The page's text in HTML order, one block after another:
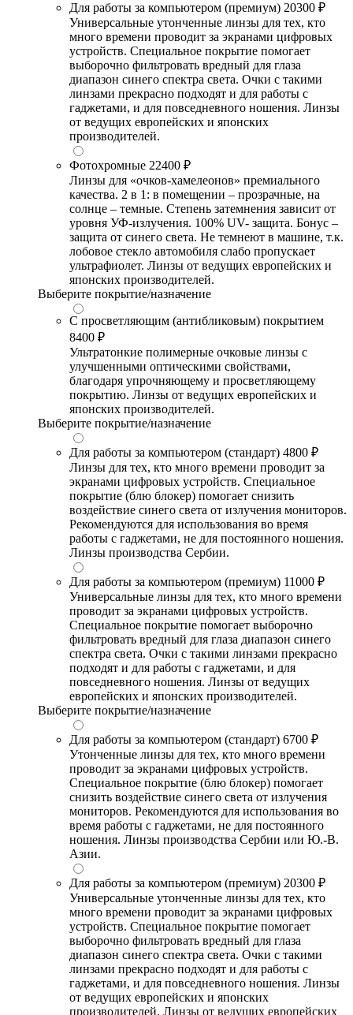
Для работы за компьютером (премиум) 20300 ₽
Универсальные утонченные линзы для тех, кто
много времени проводит за экранами цифровых
устройств. Специальное покрытие помогает
выборочно фильтровать вредный для глаза
диапазон синего спектра света. Очки с такими
линзами прекрасно подходят и для работы с
гаджетами, и для повседневного ношения. Линзы
от ведущих европейских и японских
производителей.
Фотохромные 22400 ₽
Линзы для «очков-хамелеонов» премиального
качества. 2 в 1: в помещении – прозрачные, на
солнце – темные. Степень затемнения зависит от
уровня УФ-излучения. 100% UV- защита. Бонус –
защита от синего света. Не темнеют в машине, т.к.
лобовое стекло автомобиля слабо пропускает
ультрафиолет. Линзы от ведущих европейских и
японских производителей.
Выберите покрытие/назначение
С просветляющим (антибликовым) покрытием
8400 ₽
Ультратонкие полимерные очковые линзы с
улучшенными оптическими свойствами,
благодаря упрочняющему и просветляющему
покрытию. Линзы от ведущих европейских и
японских производителей.
Выберите покрытие/назначение
Для работы за компьютером (стандарт) 4800 ₽
Линзы для тех, кто много времени проводит за
экранами цифровых устройств. Специальное
покрытие (блю блокер) помогает снизить
воздействие синего света от излучения мониторов.
Рекомендуются для использования во время
работы с гаджетами, не для постоянного ношения.
Линзы производства Сербии.
Для работы за компьютером (премиум) 11000 ₽
Универсальные линзы для тех, кто много времени
проводит за экранами цифровых устройств.
Специальное покрытие помогает выборочно
фильтровать вредный для глаза диапазон синего
спектра света. Очки с такими линзами прекрасно
подходят и для работы с гаджетами, и для
повседневного ношения. Линзы от ведущих
европейских и японских производителей.
Выберите покрытие/назначение
Для работы за компьютером (стандарт) 6700 ₽
Утонченные линзы для тех, кто много времени
проводит за экранами цифровых устройств.
Специальное покрытие (блю блокер) помогает
снизить воздействие синего света от излучения
мониторов. Рекомендуются для использования во
время работы с гаджетами, не для постоянного
ношения. Линзы производства Сербии или Ю.-В.
Азии.
Для работы за компьютером (премиум) 20300 ₽
Универсальные утонченные линзы для тех, кто
много времени проводит за экранами цифровых
устройств. Специальное покрытие помогает
выборочно фильтровать вредный для глаза
диапазон синего спектра света. Очки с такими
линзами прекрасно подходят и для работы с
гаджетами, и для повседневного ношения. Линзы
от ведущих европейских и японских
производителей. Линзы от ведущих европейских